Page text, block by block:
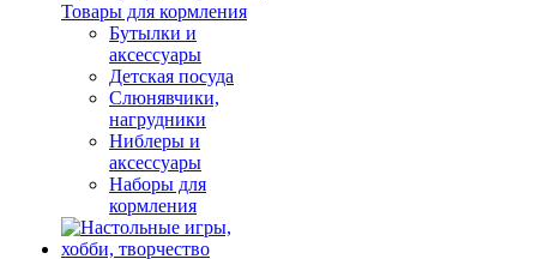
Товары для кормления
Бутылки и
аксессуары
Детская посуда
Слюнявчики,
нагрудники
Ниблеры и
аксессуары
Наборы для
кормления